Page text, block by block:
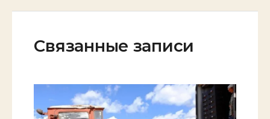
Связанные записи